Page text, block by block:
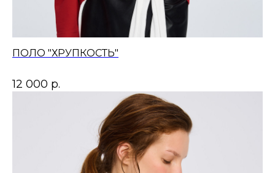
ПОЛО "ХРУПКОСТЬ"
12 000 р.